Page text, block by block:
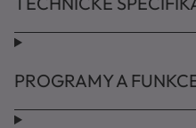
PROGRAMY A